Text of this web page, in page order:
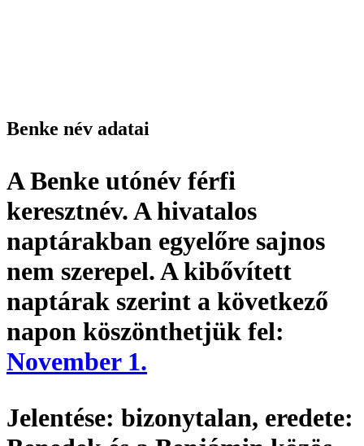
Benke név adatai
A Benke utónév férfi
keresztnév. A hivatalos
naptárakban egyelőre sajnos
nem szerepel. A kibővített
naptárak szerint a következő
napon köszönthetjük fel:
November 1.
Jelentése: bizonytalan, eredete: